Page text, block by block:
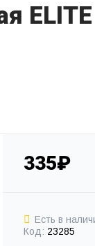
335₽
Есть в
Код: 23285